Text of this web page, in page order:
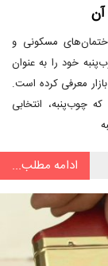
مسکونی و
خود را به عنوان
معرفی کرده است.
چوب‌پنبه، انتخابی
ادامه مطلب...